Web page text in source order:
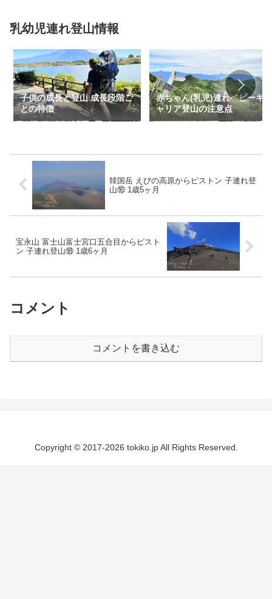
乳幼児連れ登山情報
子供の成長と登山 成長段階ご
との特徴
赤ちゃん(乳児)連れベビーキ
ャリア登山の注意点
韓国岳 えびの高原からピストン 子連れ登
山⑯ 1歳5ヶ月
宝永山 富士山富士宮口五合目からピスト
ン 子連れ登山⑱ 1歳6ヶ月
コメント
コメントを書き込む
Copyright © 2017-2026 tokiko.jp All Rights Reserved.